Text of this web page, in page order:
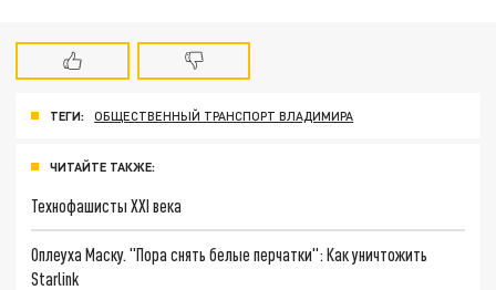
ТЕГИ: ОБЩЕСТВЕННЫЙ ТРАНСПОРТ ВЛАДИМИРА
ЧИТАЙТЕ ТАКЖЕ:
Технофашисты XXI века
Оплеуха Маску. "Пора снять белые перчатки": Как уничтожить
Starlink